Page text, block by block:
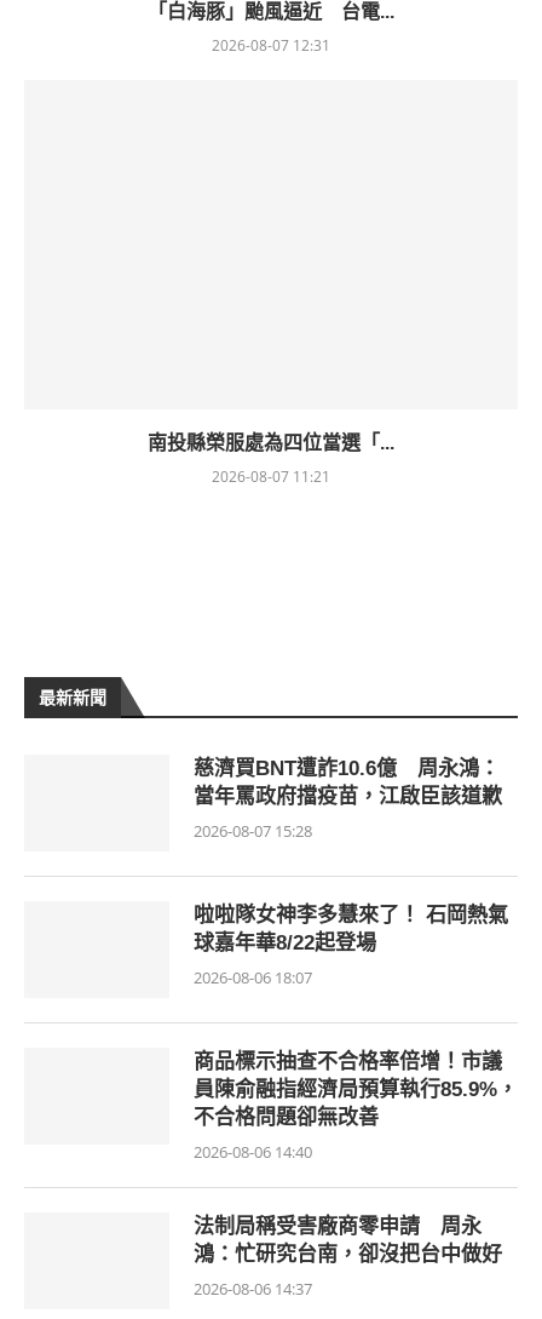
「白海豚」颱風逼近 台電...
2026-08-07 12:31
南投縣榮服處為四位當選「...
2026-08-07 11:21
最新新聞
慈濟買BNT遭詐10.6億 周永鴻：
當年罵政府擋疫苗，江啟臣該道歉
2026-08-07 15:28
啦啦隊女神李多慧來了！ 石岡熱氣
球嘉年華8/22起登場
2026-08-06 18:07
商品標示抽查不合格率倍增！市議
員陳俞融指經濟局預算執行85.9%，
不合格問題卻無改善
2026-08-06 14:40
法制局稱受害廠商零申請 周永
鴻：忙研究台南，卻沒把台中做好
2026-08-06 14:37